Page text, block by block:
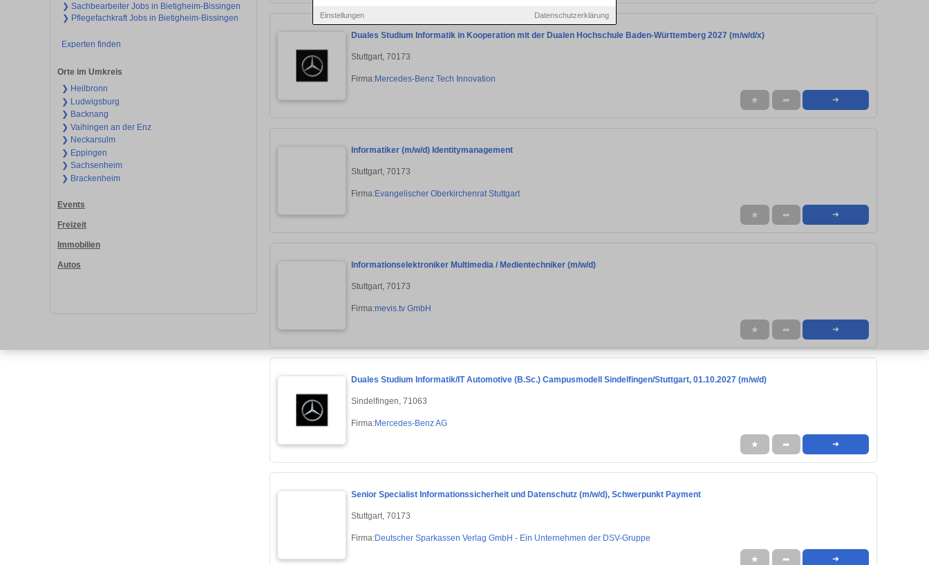
Einstellungen Datenschutzerklärung
❯ Sachbearbeiter Jobs in Bietigheim-Bissingen
❯ Pflegefachkraft Jobs in Bietigheim-Bissingen
Experten finden
Orte im Umkreis
❯ Heilbronn
❯ Ludwigsburg
❯ Backnang
❯ Vaihingen an der Enz
❯ Neckarsulm
❯ Eppingen
❯ Sachsenheim
❯ Brackenheim
Events
Freizeit
Immobilien
Autos
Duales Studium Informatik in Kooperation mit der Dualen Hochschule Baden-Württemberg 2027 (m/w/d/x)
Stuttgart, 70173
Firma:Mercedes-Benz Tech Innovation
★ ➦ ➜
Informatiker (m/w/d) Identitymanagement
Stuttgart, 70173
Firma:Evangelischer Oberkirchenrat Stuttgart
★ ➦ ➜
Informationselektroniker Multimedia / Medientechniker (m/w/d)
Stuttgart, 70173
Firma:mevis.tv GmbH
★ ➦ ➜
Duales Studium Informatik/IT Automotive (B.Sc.) Campusmodell Sindelfingen/Stuttgart, 01.10.2027 (m/w/d)
Sindelfingen, 71063
Firma:Mercedes-Benz AG
★ ➦ ➜
Senior Specialist Informationssicherheit und Datenschutz (m/w/d), Schwerpunkt Payment
Stuttgart, 70173
Firma:Deutscher Sparkassen Verlag GmbH - Ein Unternehmen der DSV-Gruppe
★ ➦ ➜